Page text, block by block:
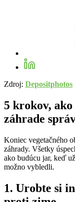
Zdroj: Depositphotos
5 krokov,
záhrade
Koniec vegetačného
záhrady. Všetky
ako budúcu jar, keď
možno vybledli.
1. Urobte si